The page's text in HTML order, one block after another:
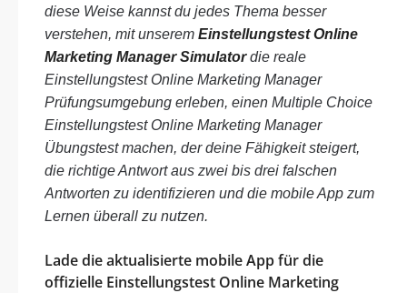
diese Weise kannst du jedes Thema besser
verstehen, mit unserem Einstellungstest Online
Marketing Manager Simulatordie reale
Einstellungstest Online Marketing Manager
Prüfungsumgebung erleben, einen Multiple Choice
Einstellungstest Online Marketing Manager
Übungstest machen, der deine Fähigkeit steigert,
die richtige Antwort aus zwei bis drei falschen
Antworten zu identifizieren und die mobile App zum
Lernen überall zu nutzen.
Lade die aktualisierte mobile App für die
offizielle Einstellungstest Online Marketing